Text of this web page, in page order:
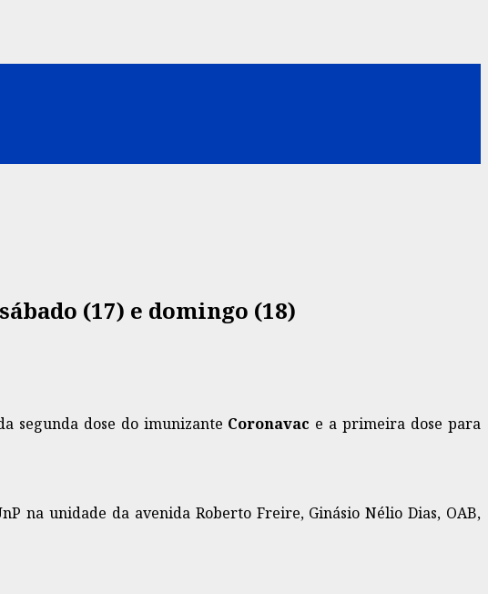
(17) e domingo (18)
segunda dose do imunizante Coronavac e a primeira dose para
na unidade da avenida Roberto Freire, Ginásio Nélio Dias, OAB,